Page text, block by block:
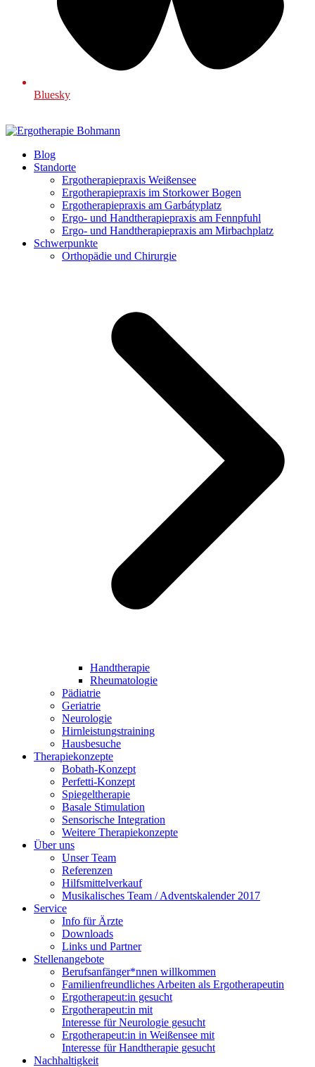
Bluesky
Blog
Standorte
Ergotherapiepraxis Weißensee
Ergotherapiepraxis im Storkower Bogen
Ergotherapiepraxis am Garbátyplatz
Ergo- und Handtherapiepraxis am Fennpfuhl
Ergo- und Handtherapiepraxis am Mirbachplatz
Schwerpunkte
Orthopädie und Chirurgie
Handtherapie
Rheumatologie
Pädiatrie
Geriatrie
Neurologie
Hirnleistungstraining
Hausbesuche
Therapiekonzepte
Bobath-Konzept
Perfetti-Konzept
Spiegeltherapie
Basale Stimulation
Sensorische Integration
Weitere Therapiekonzepte
Über uns
Unser Team
Referenzen
Hilfsmittelverkauf
Musikalisches Team / Adventskalender 2017
Service
Info für Ärzte
Downloads
Links und Partner
Stellenangebote
Berufsanfänger*nnen willkommen
Familienfreundliches Arbeiten als Ergotherapeutin
Ergotherapeut:in gesucht
Ergotherapeut:in mit
Interesse für Neurologie gesucht
Ergotherapeut:in in Weißensee mit
Interesse für Handtherapie gesucht
Nachhaltigkeit